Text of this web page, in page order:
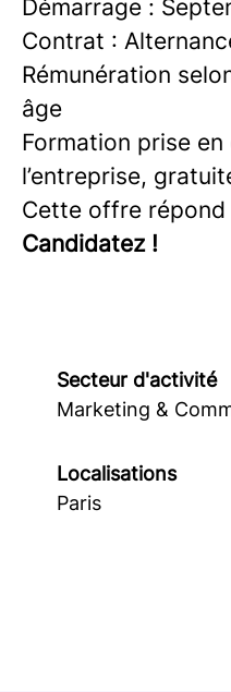
Démarrage :
Contrat :
Rémunération
âge
Formation prise
l’entreprise,
Cette offre
Candidatez !
Secteur d'activité
Marketing &
Localisations
Paris